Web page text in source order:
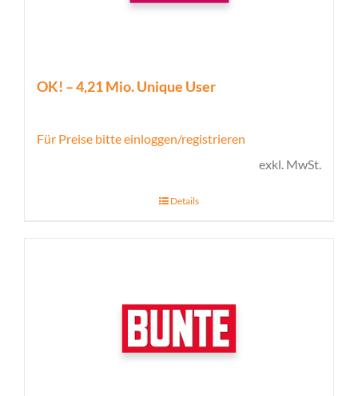
OK! – 4,21 Mio. Unique User
Für Preise bitte einloggen/registrieren
exkl. MwSt.
Details